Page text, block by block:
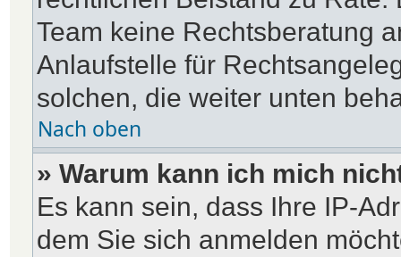
Team keine Rechtsberatung
Anlaufstelle für
solchen, die weiter unten
Nach oben
» Warum kann ich mich
Es kann sein, dass Ihre IP-
dem Sie sich anmelden